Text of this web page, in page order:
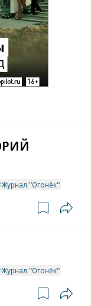
Журнал "Огонёк"
Журнал "Огонёк"